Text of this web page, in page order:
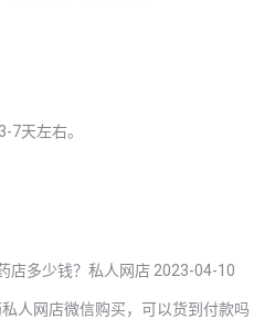
7天左右。
店多少钱？私人网店 2023-04-10
人网店微信购买，可以货到付款吗